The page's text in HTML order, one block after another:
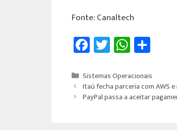
Fonte: Canaltech
Fa
ce
b
o
ok
T
wi
tt
er
W
h
at
sA
e
Sistemas Operacionais
Itaú fecha parceria com AWS
PayPal passa a aceitar